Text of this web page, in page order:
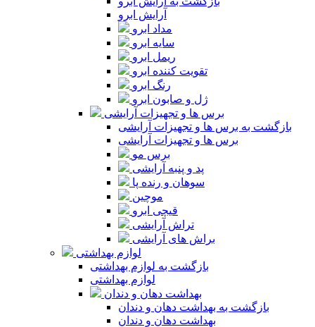
آرایش ابرو
مداد ابرو
سایه ابرو
ریمل ابرو
تقویت کننده ابرو
رنگ ابرو
ژل و صابون ابرو
برس ها و تجهیزات آرایشی
بازگشت به برس ها و تجهیزات آرایشی
برس ها و تجهیزات آرایشی
برس مو
پد و پنبه آرایشی
سوهان و رنده پا
موچین
قیچی ابرو
تراش آرایشی
براش های آرایشی
لوازم بهداشتی
بازگشت به لوازم بهداشتی
لوازم بهداشتی
بهداشت دهان و دندان
بازگشت به بهداشت دهان و دندان
بهداشت دهان و دندان